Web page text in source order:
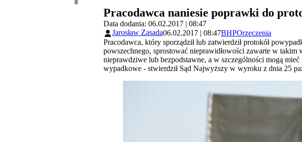
Pracodawca naniesie poprawki do
Data dodania: 06.02.2017 | 08:47
Jarosław Zasada06.02.2017 | 08:47BHPOrzeczenia
Pracodawca, który sporządził lub zatwierdził protokół
powszechnego, sprostować nieprawidłowości zawarte w
nieprawdziwe lub bezpodstawne, a w szczególności mogą
wypadkowe - stwierdził Sąd Najwyższy w wyroku z dnia 25